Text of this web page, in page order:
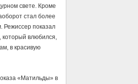
свете. Кроме
стал более
Режиссер показал
который влюбился,
в красивую
«Матильды» в